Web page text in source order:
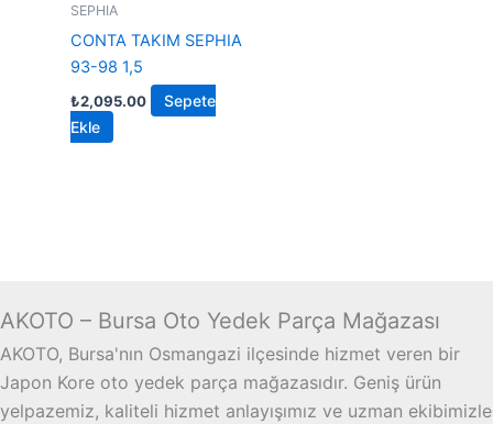
SEPHIA
CONTA TAKIM SEPHIA
93-98 1,5
₺2,095.00
Sepete
Ekle
AKOTO – Bursa Oto Yedek Parça Mağazası
AKOTO, Bursa'nın Osmangazi ilçesinde hizmet veren bir
Japon Kore oto yedek parça mağazasıdır. Geniş ürün
yelpazemiz, kaliteli hizmet anlayışımız ve uzman ekibimizle